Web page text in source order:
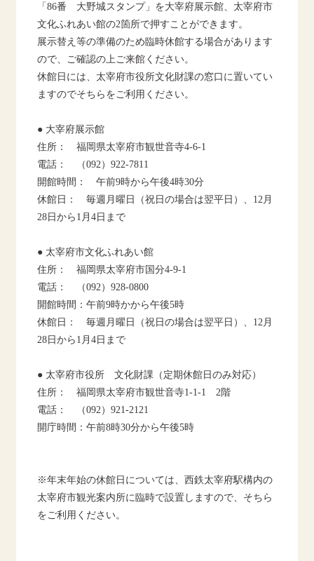
「86番 大野城スタンプ」を大宰府展示館、太宰府市
文化ふれあい館の2箇所で押すことができます。
展示替え等の準備のため臨時休館する場合があります
ので、ご確認の上ご来館ください。
休館日には、太宰府市役所文化財課の窓口に置いてい
ますのでそちらをご利用ください。
● 大宰府展示館
住所： 福岡県太宰府市観世音寺4-6-1
電話： （092）922-7811
開館時間： 午前9時から午後4時30分
休館日： 毎週月曜日（祝日の場合は翌平日）、12月
28日から1月4日まで
● 太宰府市文化ふれあい館
住所： 福岡県太宰府市国分4-9-1
電話： （092）928-0800
開館時間：午前9時かから午後5時
休館日： 毎週月曜日（祝日の場合は翌平日）、12月
28日から1月4日まで
● 太宰府市役所 文化財課（定期休館日のみ対応）
住所： 福岡県太宰府市観世音寺1-1-1 2階
電話： （092）921-2121
開庁時間：午前8時30分から午後5時
※年末年始の休館日については、西鉄太宰府駅構内の
太宰府市観光案内所に臨時で設置しますので、そちら
をご利用ください。